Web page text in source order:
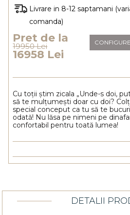
Livrare in 8-12 saptamani
comanda)
Pret de la
19950 Lei
16958 Lei
Cu toții știm zicala „Unde-s doi,
să te mulțumești doar cu doi?
special conceput ca tu să te
odată! Nu lăsa pe nimeni pe
confortabil pentru toată lumea!
DETALII